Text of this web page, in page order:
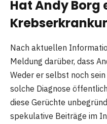
Hat Andy Borg
Nach aktuellen
Meldung darüber, dass
Weder er selbst noch
solche Diagnose
diese Gerüchte
spekulative Beiträge im